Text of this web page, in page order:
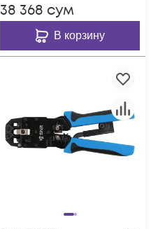
38 368 сум
В корзину